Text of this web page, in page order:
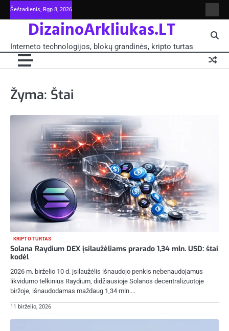
Skip
to
Šeštadienis, Rgp 8, 2026
ir
blokų
DizainoArkliukas.LT
Interneto technologijos, blokų grandinės, kripto turtas
Žyma: Štai
KRIPTO TURTAS
Solana Raydium DEX įsilaužėliams prarado 1,34 mln. USD: štai
kodėl
2026 m. birželio 10 d. įsilaužėlis išnaudojo penkis nebenaudojamus
likvidumo telkinius Raydium, didžiausioje Solanos decentralizuotoje
biržoje, išnaudodamas maždaug 1,34 mln.…
11 birželio, 2026